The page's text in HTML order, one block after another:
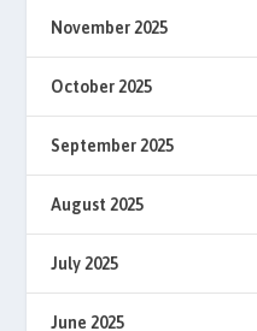
November 2025
October 2025
September 2025
August 2025
July 2025
June 2025